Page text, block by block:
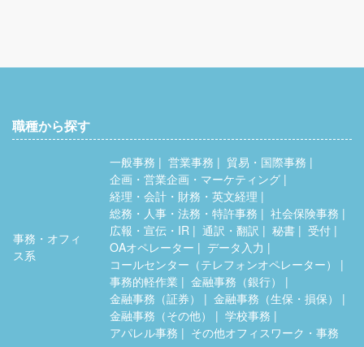
職種から探す
事務・オフィ
ス系
一般事務 営業事務
貿易・国際事務
企画・営業企画・マーケティング
経理・会計・財務・英文経理
総務・人事・法務・特許事務
社会保険事務
広報・宣伝・IR
通訳・翻訳 秘書
受付
OAオペレーター
データ入力
コールセンター（テレフォンオペレーター）
事務的軽作業
金融事務（銀行）
金融事務（証券）
金融事務（生保・損保）
金融事務（その他）
学校事務
アパレル事務
その他オフィスワーク・事務